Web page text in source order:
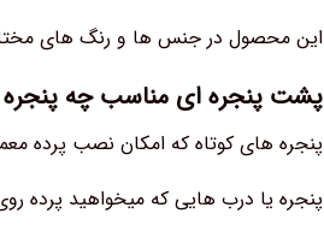
این محصول در جنس ها و رنگ های
پشت پنجره ای مناسب چه پنجره
پنجره های کوتاه که امکان نصب پرده
پنجره یا درب هایی که میخواهید پرده